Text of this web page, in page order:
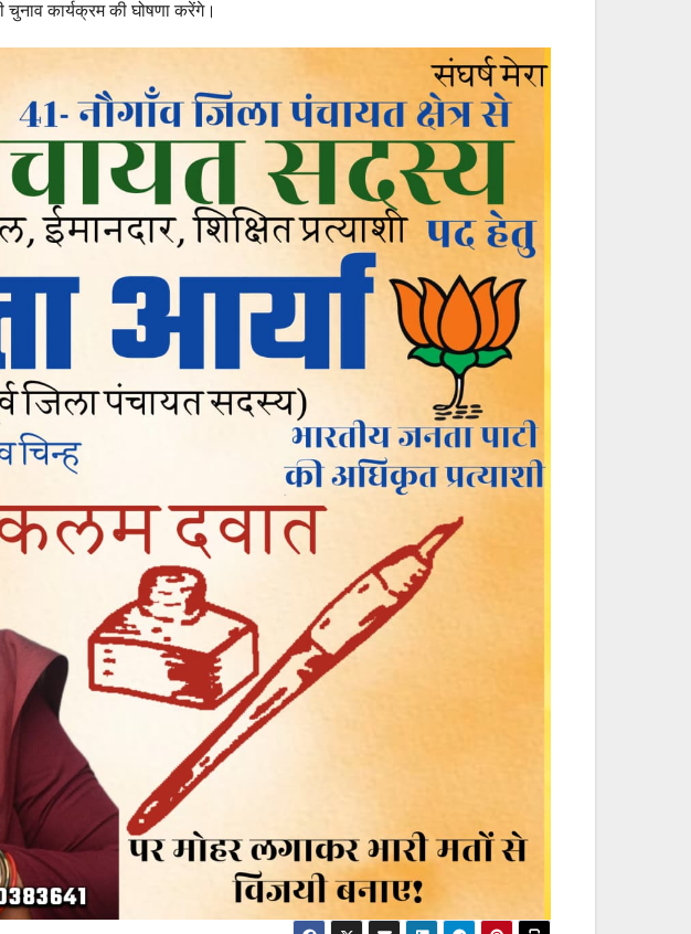
चुनाव कार्यक्रम की घोषणा करेंगे।